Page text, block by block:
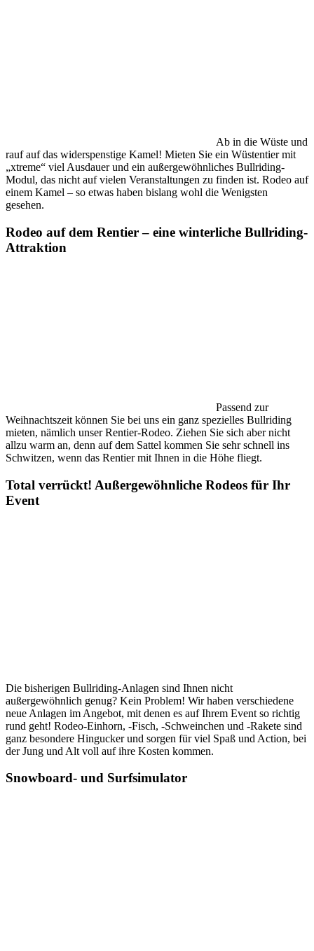
Ab in die Wüste und
rauf auf das widerspenstige Kamel! Mieten Sie ein Wüstentier mit
„xtreme“ viel Ausdauer und ein außergewöhnliches Bullriding-
Modul, das nicht auf vielen Veranstaltungen zu finden ist. Rodeo auf
einem Kamel – so etwas haben bislang wohl die Wenigsten
gesehen.
Rodeo auf dem Rentier – eine winterliche Bullriding-
Attraktion
Passend zur
Weihnachtszeit können Sie bei uns ein ganz spezielles Bullriding
mieten, nämlich unser Rentier-Rodeo. Ziehen Sie sich aber nicht
allzu warm an, denn auf dem Sattel kommen Sie sehr schnell ins
Schwitzen, wenn das Rentier mit Ihnen in die Höhe fliegt.
Total verrückt! Außergewöhnliche Rodeos für Ihr
Event
Die bisherigen Bullriding-Anlagen sind Ihnen nicht
außergewöhnlich genug? Kein Problem! Wir haben verschiedene
neue Anlagen im Angebot, mit denen es auf Ihrem Event so richtig
rund geht! Rodeo-Einhorn, -Fisch, -Schweinchen und -Rakete sind
ganz besondere Hingucker und sorgen für viel Spaß und Action, bei
der Jung und Alt voll auf ihre Kosten kommen.
Snowboard- und Surfsimulator